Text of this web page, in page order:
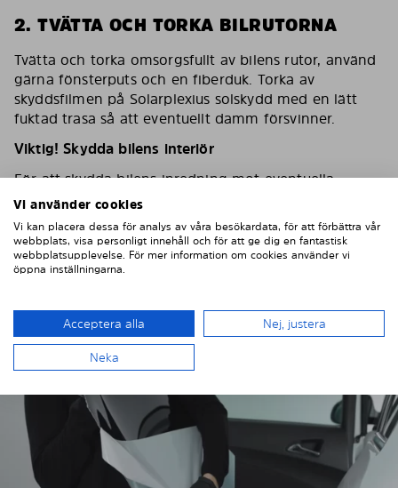
2. TVÄTTA OCH TORKA BILRUTORNA
Tvätta och torka omsorgsfullt av bilens rutor, använd
gärna fönsterputs och en fiberduk. Torka av
skyddsfilmen på Solarplexius solskydd med en lätt
fuktad trasa så att eventuellt damm försvinner.
Viktig! Skydda bilens interiör
För att skydda bilens inredning mot eventuella
skador/repor vid montering ska du sätta en
maskeringstejp på inredningen som skydd.
Vi använder cookies
Vi kan placera dessa för analys av våra besökardata, för att förbättra vår
webbplats, visa personligt innehåll och för att ge dig en fantastisk
webbplatsupplevelse. För mer information om cookies använder vi
öppna inställningarna.
Acceptera alla Nej, justera
Neka